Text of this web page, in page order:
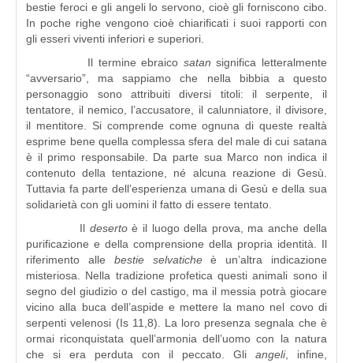
bestie feroci e gli angeli lo servono, cioè gli forniscono cibo.
In poche righe vengono cioè chiarificati i suoi rapporti con
gli esseri viventi inferiori e superiori.
Il termine ebraico satan significa letteralmente
“avversario”, ma sappiamo che nella bibbia a questo
personaggio sono attribuiti diversi titoli: il serpente, il
tentatore, il nemico, l’accusatore, il calunniatore, il divisore,
il mentitore. Si comprende come ognuna di queste realtà
esprime bene quella complessa sfera del male di cui satana
è il primo responsabile. Da parte sua Marco non indica il
contenuto della tentazione, né alcuna reazione di Gesù.
Tuttavia fa parte dell’esperienza umana di Gesù e della sua
solidarietà con gli uomini il fatto di essere tentato.
Il desertoè il luogo della prova, ma anche della
purificazione e della comprensione della propria identità. Il
riferimento alle bestie selvaticheè un’altra indicazione
misteriosa. Nella tradizione profetica questi animali sono il
segno del giudizio o del castigo, ma il messia potrà giocare
vicino alla buca dell’aspide e mettere la mano nel covo di
serpenti velenosi (Is 11,8). La loro presenza segnala che è
ormai riconquistata quell’armonia dell’uomo con la natura
che si era perduta con il peccato. Gli angeli, infine,